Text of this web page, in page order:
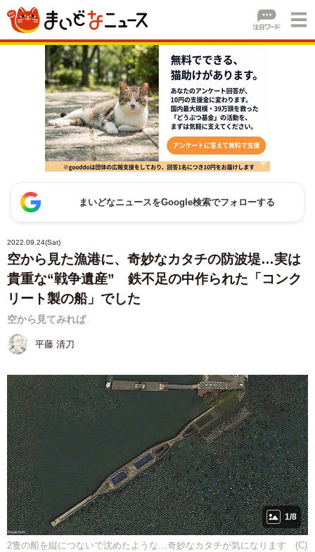
まいどなニュースをGoogle検索でフォローする
2022.09.24(Sat)
空から見た漁港に、奇妙なカタチの防波堤…実は
貴重な“戦争遺産” 鉄不足の中作られた「コンク
リート製の船」でした
空から見てみれば
平藤 清刀
1/8
2隻の船を縦につないで沈めたような…奇妙なカタチが気になります (C)